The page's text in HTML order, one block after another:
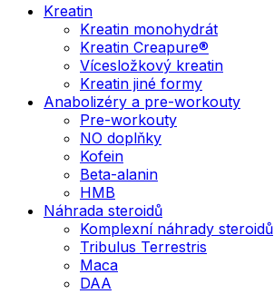
Kreatin
Kreatin monohydrát
Kreatin Creapure®
Vícesložkový kreatin
Kreatin jiné formy
Anabolizéry a pre-workouty
Pre-workouty
NO doplňky
Kofein
Beta-alanin
HMB
Náhrada steroidů
Komplexní náhrady steroidů
Tribulus Terrestris
Maca
DAA